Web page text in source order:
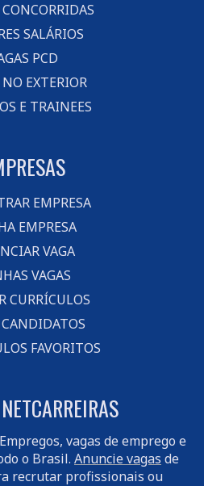
SALÁRIOS
PCD
NO EXTERIOR
E TRAINEES
EMPRESA
EMPRESA
VAGA
VAGAS
CURRÍCULOS
FAVORITOS
vagas de emprego e
o Brasil. Anuncie vagas de
recrutar profissionais ou